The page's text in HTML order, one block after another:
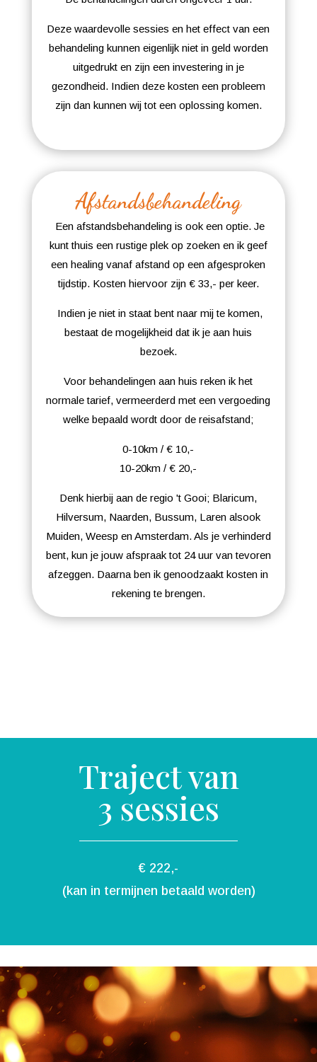
Deze waardevolle sessies en het effect van een
behandeling kunnen eigenlijk niet in geld worden
uitgedrukt en zijn een investering in je
gezondheid. Indien deze kosten een probleem
zijn dan kunnen wij tot een oplossing komen.
Afstandsbehandeling
Een afstandsbehandeling is ook een optie. Je
kunt thuis een rustige plek op zoeken en ik geef
een healing vanaf afstand op een afgesproken
tijdstip. Kosten hiervoor zijn € 33,- per keer.
Indien je niet in staat bent naar mij te komen,
bestaat de mogelijkheid dat ik je aan huis
bezoek.
Voor behandelingen aan huis reken ik het
normale tarief, vermeerderd met een vergoeding
welke bepaald wordt door de reisafstand;
0-10km / € 10,-
10-20km / € 20,-
Denk hierbij aan de regio 't Gooi; Blaricum,
Hilversum, Naarden, Bussum, Laren alsook
Muiden, Weesp en Amsterdam. Als je verhinderd
bent, kun je jouw afspraak tot 24 uur van tevoren
afzeggen. Daarna ben ik genoodzaakt kosten in
rekening te brengen.
Traject van
3 sessies
€ 222,-
(kan in termijnen betaald worden)